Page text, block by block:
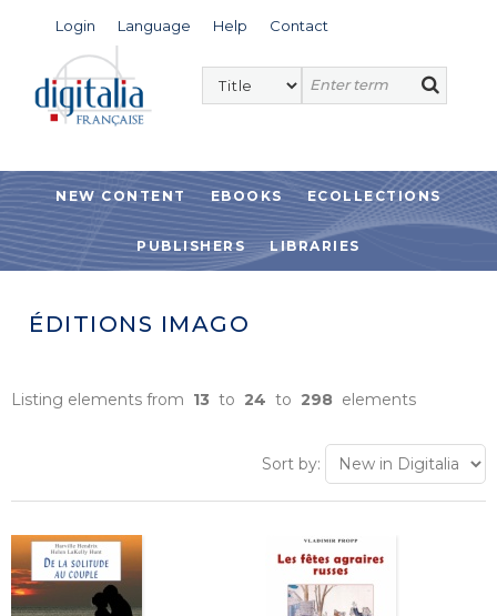
Login Language Help Contact
NEW CONTENT EBOOKS ECOLLECTIONS
PUBLISHERS LIBRARIES
ÉDITIONS IMAGO
Listing elements from 13 to 24 to 298 elements
Sort by: